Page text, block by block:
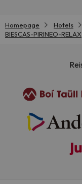
Homepage Hotels
BIESCAS-PIRINEO-RELAX